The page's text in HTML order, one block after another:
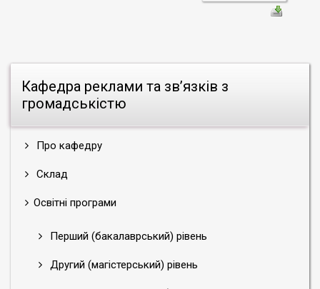
Кафедра реклами та зв’язків з
громадськістю
Про кафедру
Склад
Освітні програми
Перший (бакалаврський) рівень
Другий (магістерський) рівень